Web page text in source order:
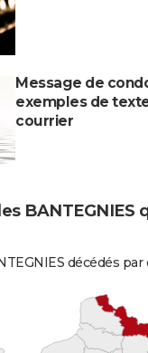
Message de
exemples de
courrier
BANTEGNIES
décédés